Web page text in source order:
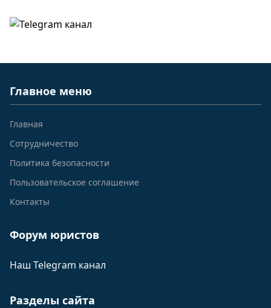
Главное меню
Главная
Сотрудничество
Политика безопасности
Пользовательское соглашение
Контакты
Форум юристов
Наш Telegram канал
Разделы сайта